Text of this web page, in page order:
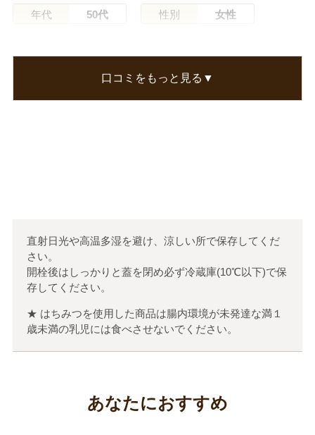
年代 50代 性別 女性
ーションで、飲みやすく、これからの冷える時期
口コミをもっと見る▼
直射日光や高温多湿を避け、涼しい所で保存してくだ
さい。
開栓後はしっかりと蓋を閉め必ず冷蔵庫(10℃以下)で保
存してください。
★ はちみつを使用した商品は腸内環境が未発達な満１
歳未満の乳児には食べさせないでください。
あなたにおすすめ